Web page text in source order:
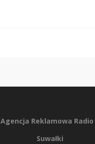
Agencja Reklamowa Radio
Suwałki